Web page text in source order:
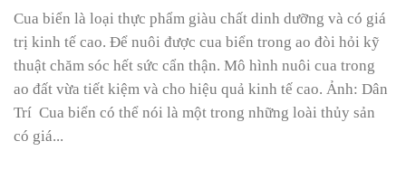
Cua biển là loại thực phẩm giàu chất dinh dưỡng và có giá
trị kinh tế cao. Để nuôi được cua biển trong ao đòi hỏi kỹ
thuật chăm sóc hết sức cẩn thận. Mô hình nuôi cua trong
ao đất vừa tiết kiệm và cho hiệu quả kinh tế cao. Ảnh: Dân
Trí Cua biển có thể nói là một trong những loài thủy sản
có giá...